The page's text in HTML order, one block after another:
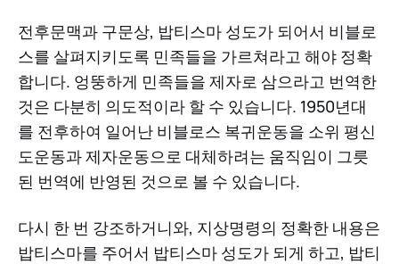
전후문맥과 구문상, 밥티스마 성도가 되어서 비블로
스를 살펴지키도록 민족들을 가르쳐라고 해야 정확
합니다. 엉뚱하게 민족들을 제자로 삼으라고 번역한
것은 다분히 의도적이라 할 수 있습니다. 1950년대
를 전후하여 일어난 비블로스 복귀운동을 소위 평신
도운동과 제자운동으로 대체하려는 움직임이 그릇
된 번역에 반영된 것으로 볼 수 있습니다.
다시 한 번 강조하거니와, 지상명령의 정확한 내용은
밥티스마를 주어서 밥티스마 성도가 되게 하고, 밥티